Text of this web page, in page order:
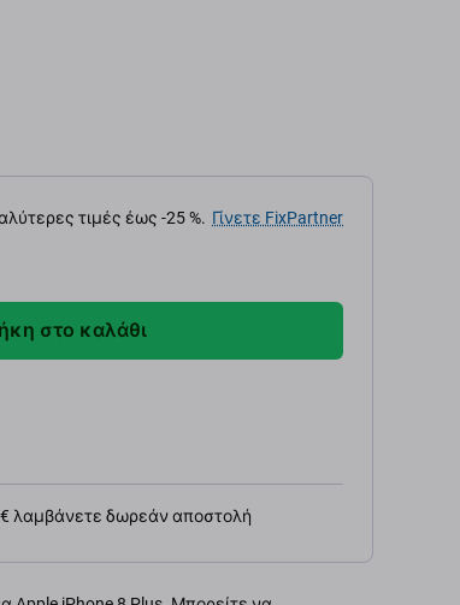
τιμές έως -25 %. Γίνετε FixPartner
στο καλάθι
λαμβάνετε δωρεάν αποστολή